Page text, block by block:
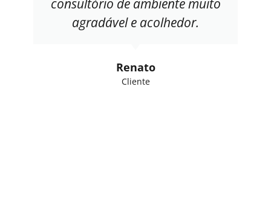
consultório de ambiente muito
agradável e acolhedor.
Renato
Cliente